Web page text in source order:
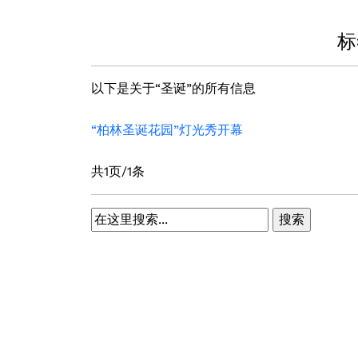
以下是关于“圣诞”的所有信息
“柏林圣诞花园”灯光秀开幕
共1页/1条